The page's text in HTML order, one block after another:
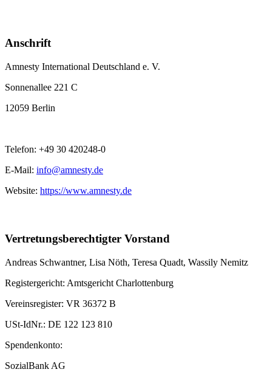
Anschrift
Amnesty International Deutschland e. V.
Sonnenallee 221 C
12059 Berlin
Telefon: +49 30 420248-0
E-Mail: info@amnesty.de
Website: https://www.amnesty.de
Vertretungsberechtigter Vorstand
Andreas Schwantner, Lisa Nöth, Teresa Quadt, Wassily Nemitz
Registergericht: Amtsgericht Charlottenburg
Vereinsregister: VR 36372 B
USt-IdNr.: DE 122 123 810
Spendenkonto:
SozialBank AG